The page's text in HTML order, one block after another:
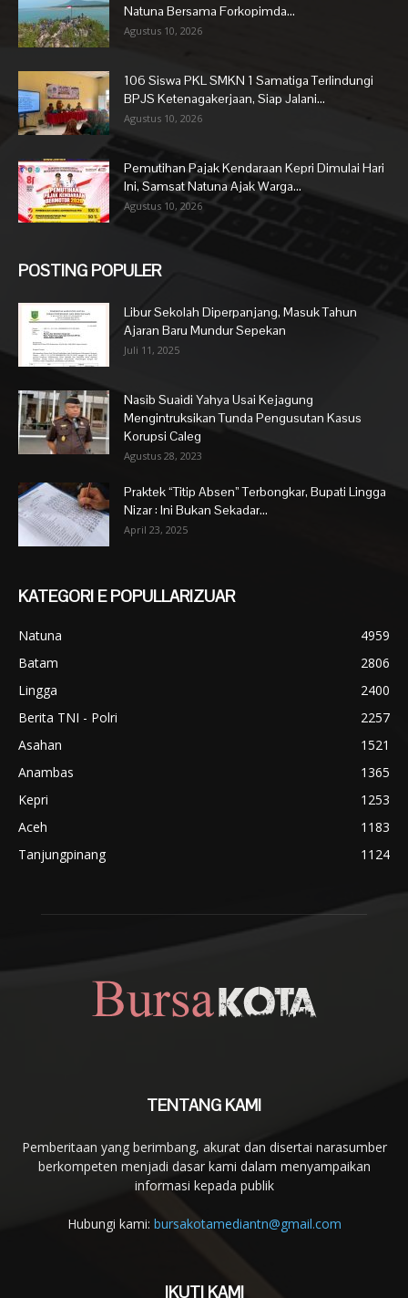
Natuna Bersama Forkopimda...
Agustus 10, 2026
106 Siswa PKL SMKN 1 Samatiga Terlindungi
BPJS Ketenagakerjaan, Siap Jalani...
Agustus 10, 2026
Pemutihan Pajak Kendaraan Kepri Dimulai Hari
Ini, Samsat Natuna Ajak Warga...
Agustus 10, 2026
POSTING POPULER
Libur Sekolah Diperpanjang, Masuk Tahun
Ajaran Baru Mundur Sepekan
Juli 11, 2025
Nasib Suaidi Yahya Usai Kejagung
Mengintruksikan Tunda Pengusutan Kasus
Korupsi Caleg
Agustus 28, 2023
Praktek “Titip Absen” Terbongkar, Bupati Lingga
Nizar : Ini Bukan Sekadar...
April 23, 2025
KATEGORI E POPULLARIZUAR
Natuna
4959
Batam
2806
Lingga
2400
Berita TNI - Polri
2257
Asahan
1521
Anambas
1365
Kepri
1253
Aceh
1183
Tanjungpinang
1124
TENTANG KAMI
Pemberitaan yang berimbang, akurat dan disertai narasumber
berkompeten menjadi dasar kami dalam menyampaikan
informasi kepada publik
Hubungi kami: bursakotamediantn@gmail.com
IKUTI KAMI